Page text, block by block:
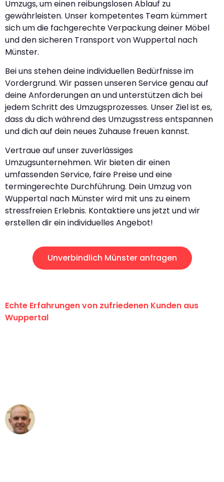
Umzugs, um einen reibungslosen Ablauf zu
gewährleisten. Unser kompetentes Team kümmert
sich um die fachgerechte Verpackung deiner Möbel
und den sicheren Transport von Wuppertal nach
Münster.
Bei uns stehen deine individuellen Bedürfnisse im
Vordergrund. Wir passen unseren Service genau auf
deine Anforderungen an und unterstützen dich bei
jedem Schritt des Umzugsprozesses. Unser Ziel ist es,
dass du dich während des Umzugsstress entspannen
und dich auf dein neues Zuhause freuen kannst.
Vertraue auf unser zuverlässiges
Umzugsunternehmen. Wir bieten dir einen
umfassenden Service, faire Preise und eine
termingerechte Durchführung. Dein Umzug von
Wuppertal nach Münster wird mit uns zu einem
stressfreien Erlebnis. Kontaktiere uns jetzt und wir
erstellen dir ein individuelles Angebot!
Unverbindlich Münster anfragen
Echte Erfahrungen von zufriedenen Kunden aus
Wuppertal